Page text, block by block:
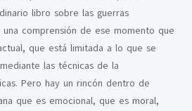
libro sobre las guerras
comprensión de ese momento que
que está limitada a lo que se
las técnicas de la
Pero hay un rincón dentro de
que es emocional, que es moral,